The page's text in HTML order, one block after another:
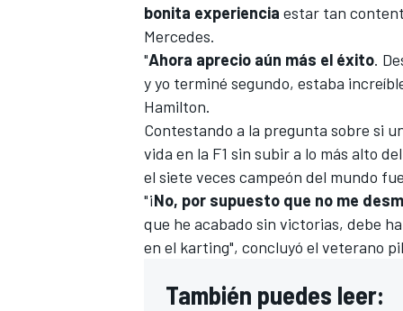
MÁS CATEGORÍAS
bonita experiencia estar tan
Mercedes.
"Ahora aprecio aún más el éxito.
y yo terminé segundo, estaba
Hamilton.
Contestando a la pregunta sobre si
vida en la F1 sin subir a lo más alto
el siete veces campeón del mundo
"¡No, por supuesto que no me
que he acabado sin victorias, debe
en el karting", concluyó el veterano
También puedes leer: